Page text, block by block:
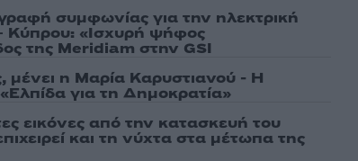
συμφωνίας για την ηλεκτρική
Κύπρου: «Ισχυρή ψήφος
της Meridiam στην GSI
μένει η Μαρία Καρυστιανού - Η
για τη Δημοκρατία»
εικόνες από την κατασκευή του
και τη νύχτα στα μέτωπα της